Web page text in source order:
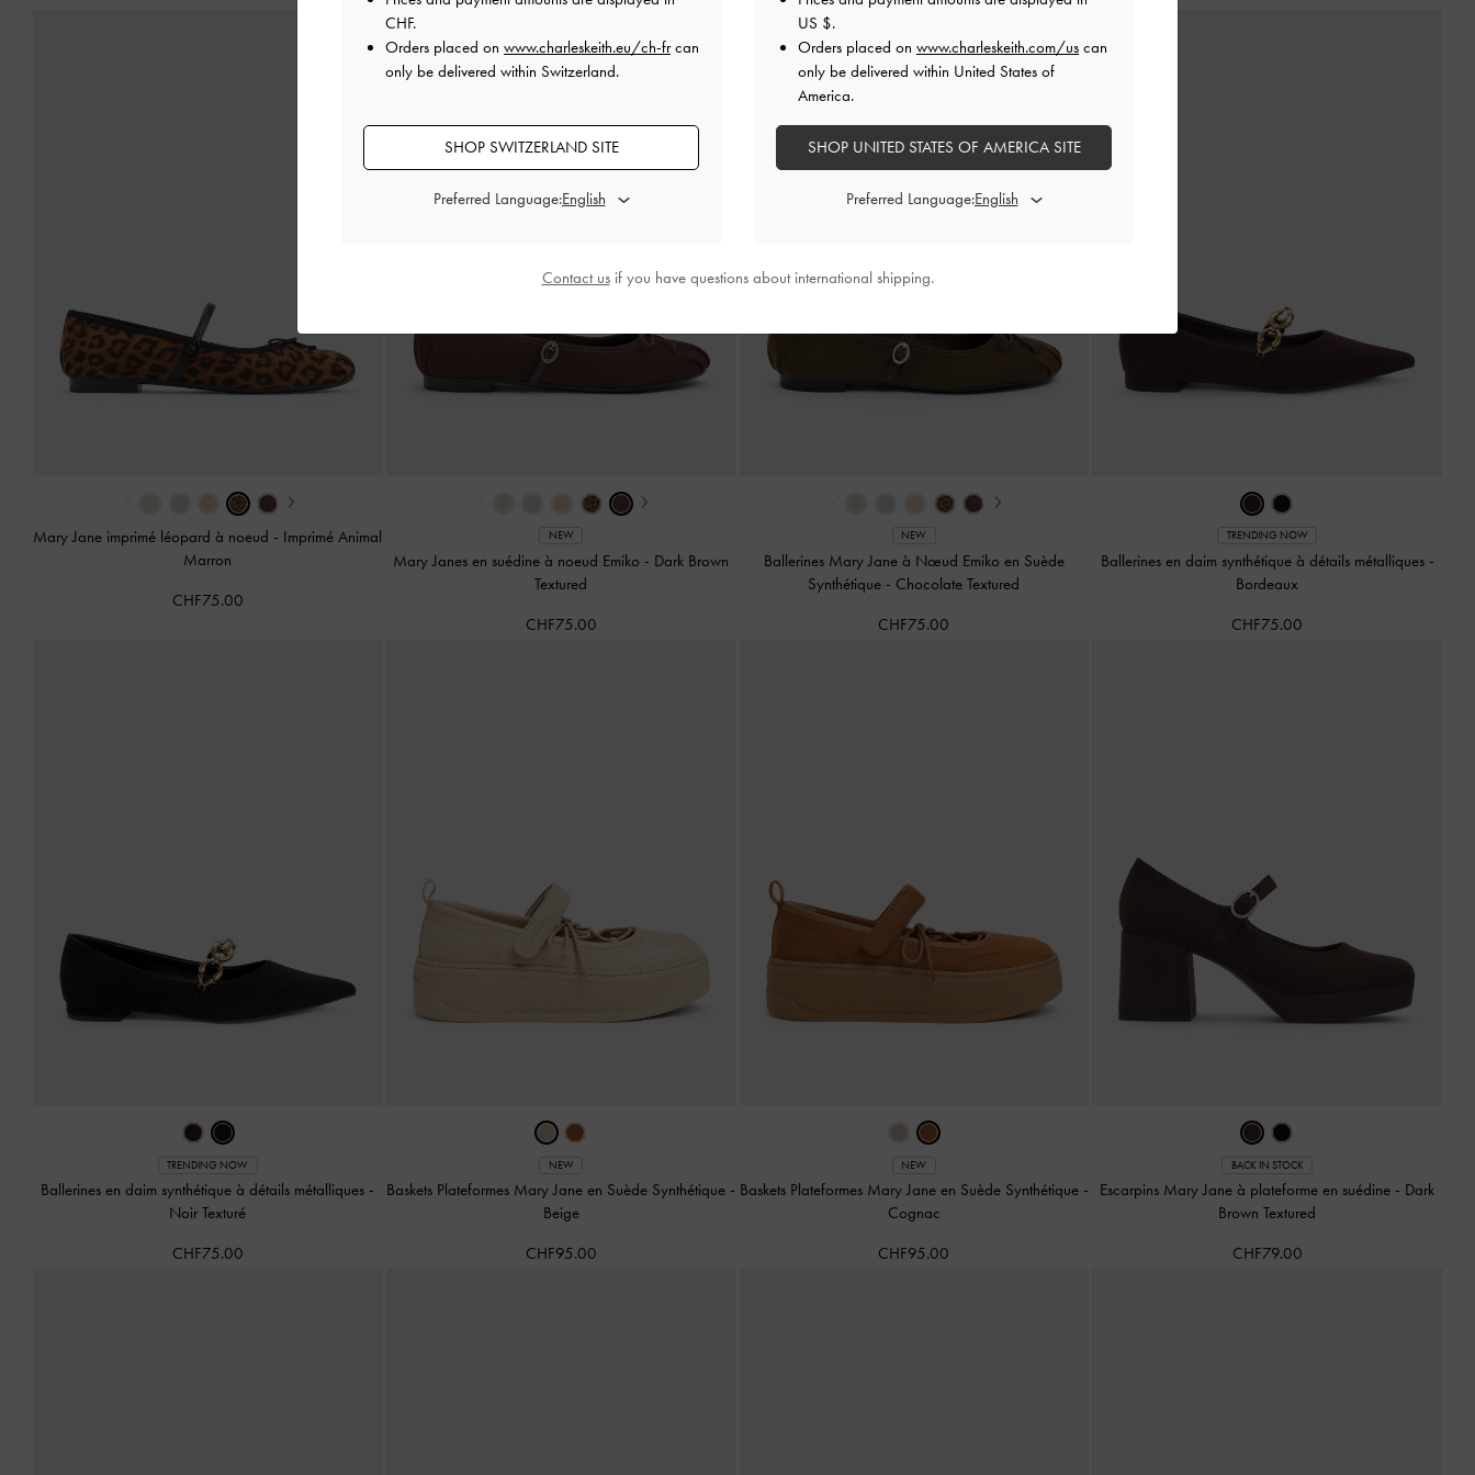
›
Mary Jane imprimé léopard à noeud - Imprimé Animal
Marron
CHF75.00
›
NEW
Mary Janes en suédine à noeud Emiko - Dark Brown
Textured
CHF75.00
›
NEW
Ballerines Mary Jane à Nœud Emiko en Suède
Synthétique - Chocolate Textured
CHF75.00
TRENDING NOW
Ballerines en daim synthétique à détails métalliques -
Bordeaux
CHF75.00
TRENDING NOW
Ballerines en daim synthétique à détails métalliques -
Noir Texturé
CHF75.00
NEW
Baskets Plateformes Mary Jane en Suède Synthétique -
Beige
CHF95.00
NEW
Baskets Plateformes Mary Jane en Suède Synthétique -
Cognac
CHF95.00
BACK IN STOCK
Escarpins Mary Jane à plateforme en suédine - Dark
Brown Textured
CHF79.00
CHF.
Orders placed on www.charleskeith.eu/ch-frcan
only be delivered within Switzerland.
SHOP SWITZERLAND SITE
Preferred Language:
US $.
Orders placed on www.charleskeith.com/us can
only be delivered within United States of
America.
SHOP UNITED STATES OF AMERICA SITE
Preferred Language:
Contact usif you have questions about international shipping.